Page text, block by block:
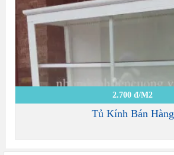
2.700 đ/M2
Tủ Kính Bán Hàng